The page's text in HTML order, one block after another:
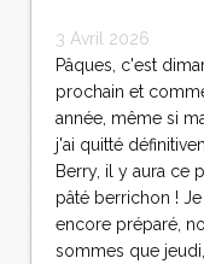
3 Avril 2026
Pâques, c'est
prochain et
année, même si
j'ai quitté
Berry, il y aura ce
pâté berrichon !
encore préparé,
sommes que
E